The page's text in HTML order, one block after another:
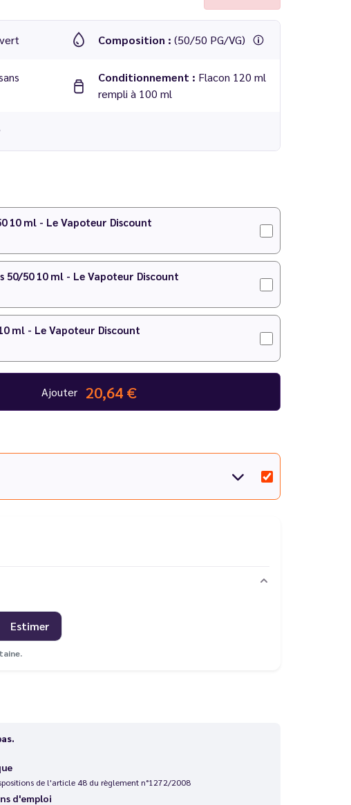
Composition : (50/50 PG/VG)
Conditionnement : Flacon 120 ml
rempli à 100 ml
10 ml - Le Vapoteur Discount
50/50 10 ml - Le Vapoteur Discount
ml - Le Vapoteur Discount
Ajouter 20,64 €
Estimer
de l'article 48 du règlement n°1272/2008
d'emploi